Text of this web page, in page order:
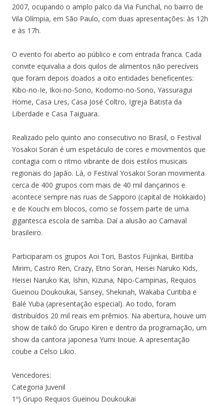
2007, ocupando o amplo palco da Via Funchal, no bairro de
Vila Olímpia, em São Paulo, com duas apresentações: às 12h
e às 17h.
O evento foi aberto ao público e com entrada franca. Cada
convite equivalia a dois quilos de alimentos não perecíveis
que foram depois doados a oito entidades beneficentes:
Kibo-no-Ie, Ikoi-no-Sono, Kodomo-no-Sono, Yassuragui
Home, Casa Lres, Casa José Coltro, Igreja Batista da
Liberdade e Casa Taiguara.
Realizado pelo quinto ano consecutivo no Brasil, o Festival
Yosakoi Soran é um espetáculo de cores e movimentos que
contagia com o ritmo vibrante de dois estilos musicais
regionais do Japão. Lá, o Festival Yosakoi Soran movimenta
cerca de 400 grupos com mais de 40 mil dançarinos e
acontece sempre nas ruas de Sapporo (capital de Hokkaido)
e de Kouchi em blocos, como se fossem parte de uma
gigantesca escola de samba. Daí a alusão ao Carnaval
brasileiro.
Participaram os grupos Aoi Tori, Bastos Fujinkai, Biritiba
Mirim, Castro Ren, Crazy, Etno Soran, Heisei Naruko Kids,
Heisei Naruko Kai, Ishin, Kizuna, Nipo-Campinas, Requios
Gueinou Doukoukai, Sansey, Shekinah, Wakaba Curitiba e
Balé Yuba (apresentação especial). Ao todo, foram
distribuídos 20 mil reais em prêmios. Na abertura, houve um
show de taikô do Grupo Kiren e dentro da programação, um
show da cantora japonesa Yumi Inoue. A apresentação
coube a Celso Likio.
Vencedores:
Categoria Juvenil
1º) Grupo Requios Gueinou Doukoukai